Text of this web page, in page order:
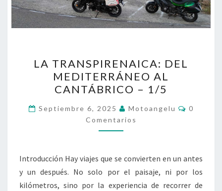
TRANSPIRENAICA:
DEL
MEDITERRÁNEO
AL
CANTÁBRICO
–
LA TRANSPIRENAICA: DEL
MEDITERRÁNEO AL
CANTÁBRICO – 1/5
Septiembre 6, 2025 Motoangelu
0
Comentarios
Introducción Hay viajes que se convierten en un antes
y un después. No solo por el paisaje, ni por los
kilómetros, sino por la experiencia de recorrer de